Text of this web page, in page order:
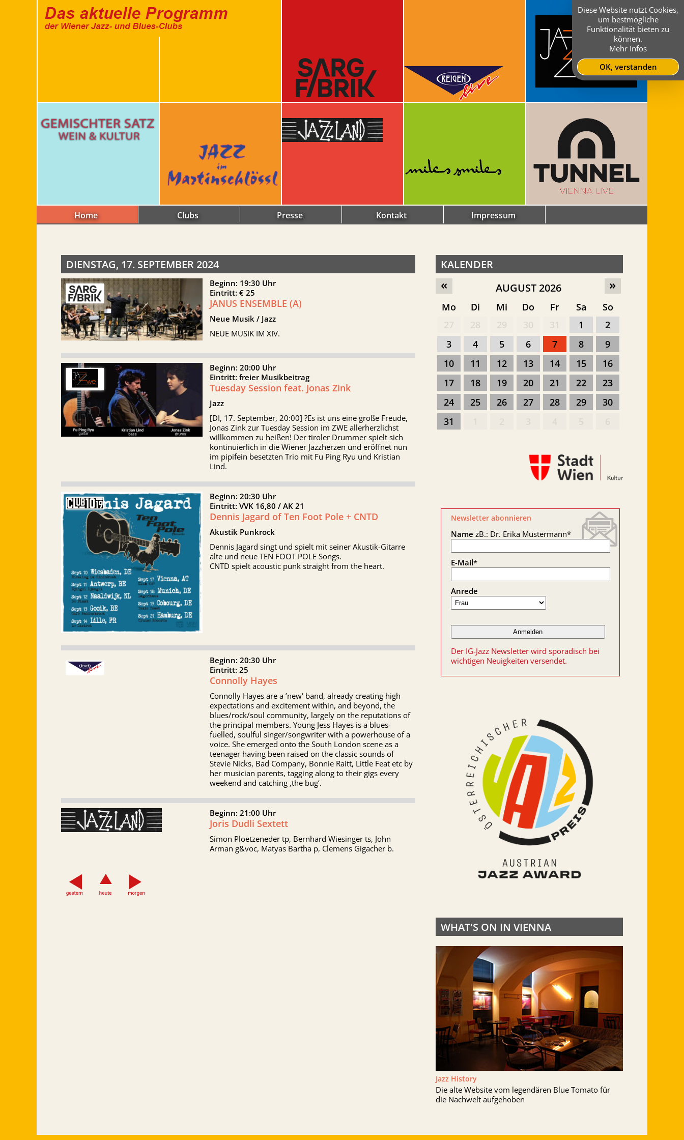
Home Clubs Presse Kontakt Impressum
DIENSTAG, 17. SEPTEMBER 2024
Beginn: 19:30 Uhr
Eintritt: € 25
JANUS ENSEMBLE (A)
Neue Musik / Jazz
NEUE MUSIK IM XIV.
Beginn: 20:00 Uhr
Eintritt: freier Musikbeitrag
Tuesday Session feat. Jonas Zink
Jazz
[DI, 17. September, 20:00] ?Es ist uns eine große Freude,
Jonas Zink zur Tuesday Session im ZWE allerherzlichst
willkommen zu heißen! Der tiroler Drummer spielt sich
kontinuierlich in die Wiener Jazzherzen und eröffnet nun
im pipifein besetzten Trio mit Fu Ping Ryu und Kristian
Lind.
Beginn: 20:30 Uhr
Eintritt: VVK 16,80 / AK 21
Dennis Jagard of Ten Foot Pole + CNTD
Akustik Punkrock
Dennis Jagard singt und spielt mit seiner Akustik-Gitarre
alte und neue TEN FOOT POLE Songs.
CNTD spielt acoustic punk straight from the heart.
Beginn: 20:30 Uhr
Eintritt: 25
Connolly Hayes
Connolly Hayes are a ’new‘ band, already creating high
expectations and excitement within, and beyond, the
blues/rock/soul community, largely on the reputations of
the principal members. Young Jess Hayes is a blues-
fuelled, soulful singer/songwriter with a powerhouse of a
voice. She emerged onto the South London scene as a
teenager having been raised on the classic sounds of
Stevie Nicks, Bad Company, Bonnie Raitt, Little Feat etc by
her musician parents, tagging along to their gigs every
weekend and catching ‚the bug‘.
Beginn: 21:00 Uhr
Joris Dudli Sextett
Simon Ploetzeneder tp, Bernhard Wiesinger ts, John
Arman g&voc, Matyas Bartha p, Clemens Gigacher b.
KALENDER
»
« AUGUST 2026
Mo Di Mi Do Fr Sa
So
1
2
3
4 5 6 7 8
9
10
11 12 13 14 15
16
17
18 19 20 21 22
23
24
25 26 27 28 29
30
31
Newsletter abonnieren
Name zB.: Dr. Erika Mustermann*
E-Mail*
Anrede
Der IG-Jazz Newsletter wird sporadisch bei
wichtigen Neuigkeiten versendet.
WHAT'S ON IN VIENNA
Jazz History
Die alte Website vom legendären Blue Tomato für
die Nachwelt aufgehoben
Diese Website nutzt Cookies,
um bestmögliche
Funktionalität bieten zu
können.
Mehr Infos
OK, verstanden